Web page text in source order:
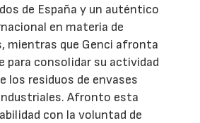
de España y un auténtico
en materia de
mientras que Genci afronta
para consolidar su actividad
los residuos de envases
Afronto esta
con la voluntad de